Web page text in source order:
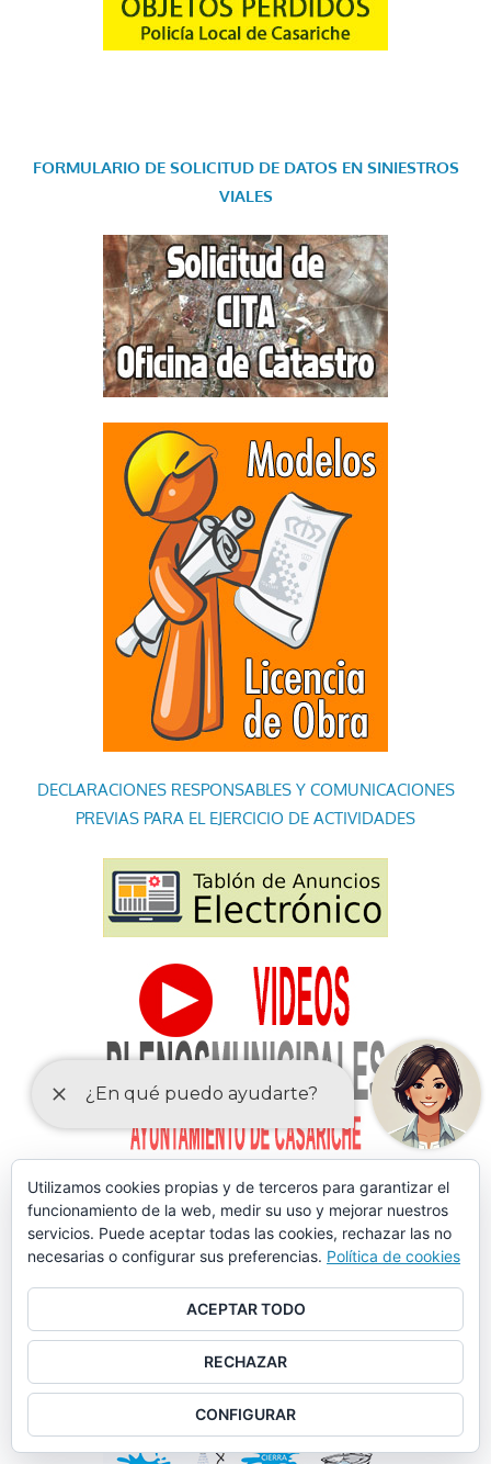
FORMULARIO DE SOLICITUD DE DATOS EN SINIESTROS
VIALES
DECLARACIONES RESPONSABLES Y COMUNICACIONES
PREVIAS PARA EL EJERCICIO DE ACTIVIDADES
Utilizamos cookies propias y de terceros para garantizar el
funcionamiento de la web, medir su uso y mejorar nuestros
servicios. Puede aceptar todas las cookies, rechazar las no
necesarias o configurar sus preferencias. Política de cookies
ACEPTAR TODO
RECHAZAR
CONFIGURAR